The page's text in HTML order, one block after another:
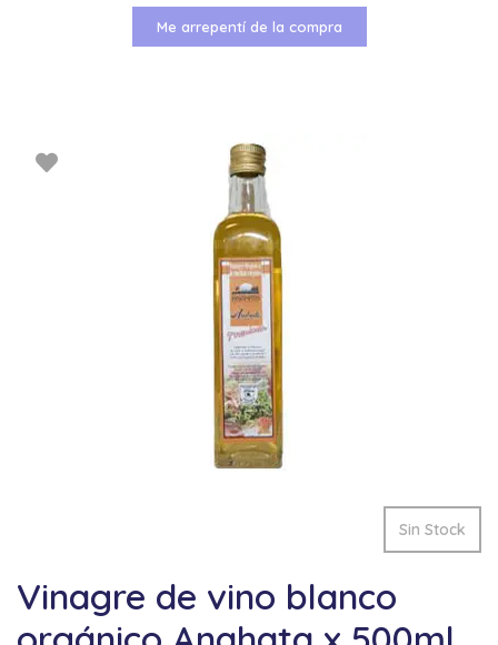
Sin Stock
Vinagre de vino blanco
Me arrepentí de la compra